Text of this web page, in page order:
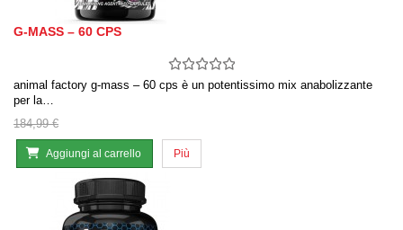
G-MASS – 60 CPS
animal factory g-mass – 60 cps è un potentissimo mix anabolizzante
per la…
184,99 €
Aggiungi al carrello Più